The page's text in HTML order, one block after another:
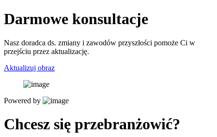
Darmowe konsultacje
Nasz doradca ds. zmiany i zawodów przyszłości pomoże Ci w
przejściu przez aktualizację.
Aktualizuj obraz
Powered by
Chcesz się przebranżowić?